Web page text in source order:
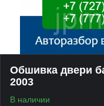
Обшивка двери
2003
В наличии